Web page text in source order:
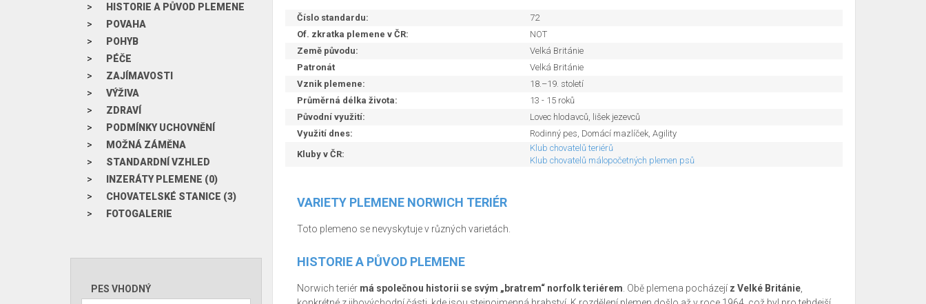
HISTORIE A PŮVOD PLEMENE
POVAHA
POHYB
PÉČE
ZAJÍMAVOSTI
VÝŽIVA
ZDRAVÍ
PODMÍNKY UCHOVNĚNÍ
MOŽNÁ ZÁMĚNA
STANDARDNÍ VZHLED
INZERÁTY PLEMENE (0)
CHOVATELSKÉ STANICE (3)
FOTOGALERIE
PES VHODNÝ
Číslo standardu:
72
Of. zkratka plemene v ČR:
NOT
Země původu:
Velká Británie
Patronát
Velká Británie
Vznik plemene:
18.–19. století
Průměrná délka života:
13 - 15 roků
Původní využití:
Lovec hlodavců, lišek jezevců
Využití dnes:
Rodinný pes, Domácí mazlíček, Agility
Kluby v ČR:
Klub chovatelů teriérů
Klub chovatelů málopočetných plemen psů
VARIETY PLEMENE NORWICH TERIÉR
Toto plemeno se nevyskytuje v různých varietách.
HISTORIE A PŮVOD PLEMENE
Norwich teriér má společnou historii se svým „bratrem“ norfolk teriérem . Obě plemena pocházejí z Velké Británie,